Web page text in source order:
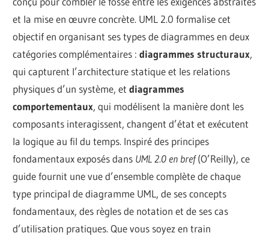
et la mise en œuvre concrète. UML 2.0 formalise cet
objectif en organisant ses types de diagrammes en deux
catégories complémentaires :diagrammes structuraux,
qui capturent l’architecture statique et les relations
physiques d’un système, etdiagrammes
comportementaux, qui modélisent la manière dont les
composants interagissent, changent d’état et exécutent
la logique au fil du temps. Inspiré des principes
fondamentaux exposés dans UML 2.0 en bref(O’Reilly), ce
guide fournit une vue d’ensemble complète de chaque
type principal de diagramme UML, de ses concepts
fondamentaux, des règles de notation et de ses cas
d’utilisation pratiques. Que vous soyez en train